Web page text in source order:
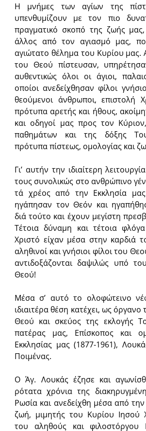
Η μνήμες των αγίων της
υπενθυμίζουν με τον πιο
πραγματικό σκοπό της ζωής
άλλος από τον αγιασμό μας,
αγιώτατο θέλημα του Κυ­ρίου μας.
του Θεού πίστευσαν,
αυθεντι­κώς όλοι οι άγιοι,
οποίοι ανε­δείχθησαν φίλοι
θεούμενοι άνθρωποι, επιστολή
πρό­τυπα αρετής και ήθους,
και οδηγοί μας προς τον
παθημάτων και της δόξης
πρότυπα πίστεως, ομολογίας και
Γι’ αυτήν την ιδιαίτερη
τους συνολικώς στο ανθρώ­πινο
τά χρέος από την Εκκλησία
ηγάπησαν τον Θεόν και
διά τούτο και έχουν μεγίστη
Τέτοια δύναμη και τέτοια
Χριστό είχαν μέσα στην καρδιά
αληθινοί και γνήσιοι φίλοι του
αντιδοξάζονται δαψιλώς υπό
Θεού!
Μέσα σ’ αυτό το ολοφώτεινο
ιδιαιτέρα θέση κατέ­χει, ως όργανο
Θεού και σκεύος της εκλογής
πατέρας μας, Επίσκοπος και
Εκκλησίας μας (1877-1961),
Ποιμένας.
Ο Άγ. Λουκάς έζησε και
ρότατα χρόνια της
Ρωσία και ανεδείχθη μέσα από
ζωή, μιμητής του Κυρίου Ιησού
του αληθούς και φιλοστόργου